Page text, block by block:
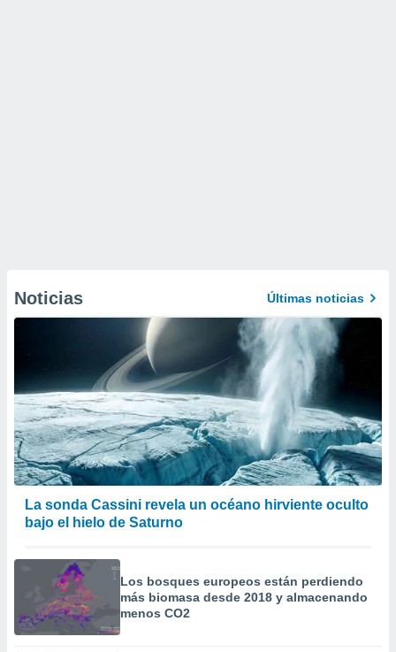
Noticias Últimas noticias
La sonda Cassini revela un océano hirviente oculto
bajo el hielo de Saturno
Los bosques europeos están perdiendo
más biomasa desde 2018 y almacenando
menos CO2